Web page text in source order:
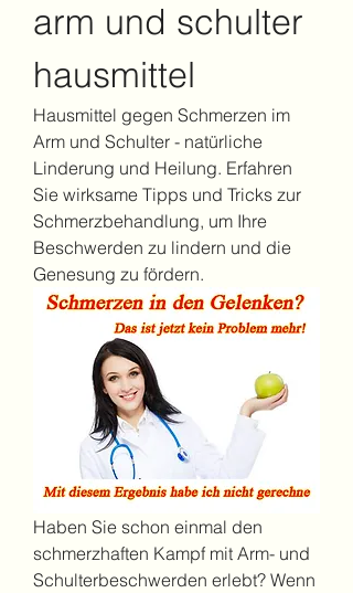
arm und schulter
hausmittel
Hausmittel gegen Schmerzen im
Arm und Schulter - natürliche
Linderung und Heilung. Erfahren
Sie wirksame Tipps und Tricks zur
Schmerzbehandlung, um Ihre
Beschwerden zu lindern und die
Genesung zu fördern.
Haben Sie schon einmal den
schmerzhaften Kampf mit Arm- und
Schulterbeschwerden erlebt? Wenn